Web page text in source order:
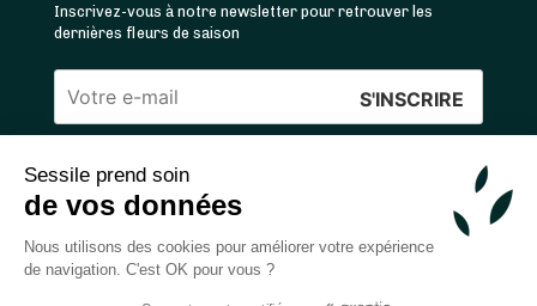
Sessile prend soin
de vos données
Nous utilisons des cookies pour améliorer votre expérience
de navigation. C'est OK pour vous ?
Inscrivez-vous à notre newsletter pour retrouver les
dernières fleurs de saison
Veuillez
ce
champ
4.4 /5 ⭐ | 120 000+ bouquets livrés |
Achats 100% sécurisés